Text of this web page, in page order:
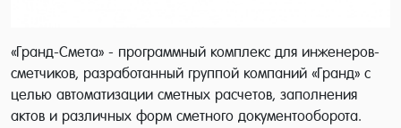
«Гранд-Смета» - программный комплекс для инженеров-
сметчиков, разработанный группой компаний «Гранд» с
целью автоматизации сметных расчетов, заполнения
актов и различных форм сметного документооборота.